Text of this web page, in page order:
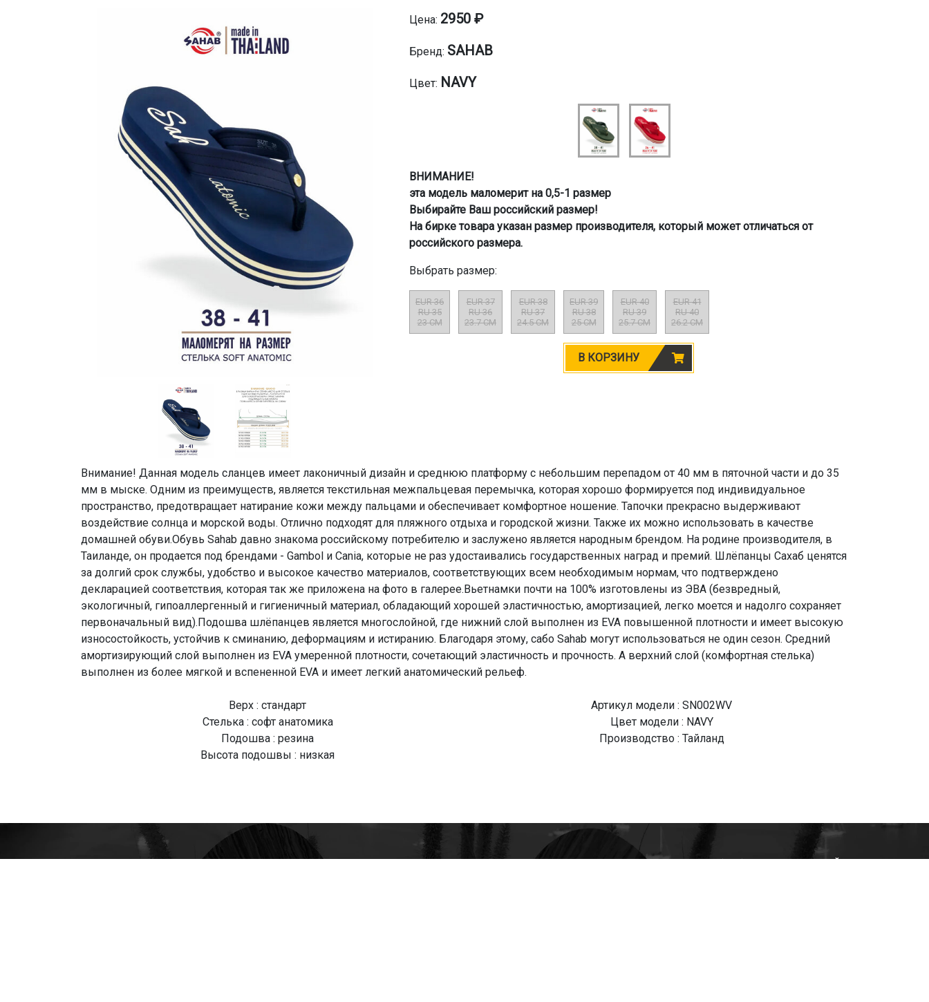
Цена: 2950 ₽
Бренд: SAHAB
Цвет: NAVY
ВНИМАНИЕ!
эта модель маломерит на 0,5-1 размер
Выбирайте Ваш российский размер!
На бирке товара указан размер производителя, который может отличаться от
российского размера.
Выбрать размер:
EUR 36
RU 35
23 CM
EUR 37
RU 36
23.7 CM
EUR 38
RU 37
24.5 CM
EUR 39
RU 38
25 CM
EUR 40
RU 39
25.7 CM
EUR 41
RU 40
26.2 CM
В КОРЗИНУ
Внимание! Данная модель сланцев имеет лаконичный дизайн и среднюю платформу с небольшим перепадом от 40 мм в пяточной части и до 35
мм в мыске. Одним из преимуществ, является текстильная межпальцевая перемычка, которая хорошо формируется под индивидуальное
пространство, предотвращает натирание кожи между пальцами и обеспечивает комфортное ношение. Тапочки прекрасно выдерживают
воздействие солнца и морской воды. Отлично подходят для пляжного отдыха и городской жизни. Также их можно использовать в качестве
домашней обуви.Обувь Sahab давно знакома российскому потребителю и заслужено является народным брендом. На родине производителя, в
Таиланде, он продается под брендами - Gambol и Cania, которые не раз удостаивались государственных наград и премий. Шлёпанцы Сахаб ценятся
за долгий срок службы, удобство и высокое качество материалов, соответствующих всем необходимым нормам, что подтверждено
декларацией соответствия, которая так же приложена на фото в галерее.Вьетнамки почти на 100% изготовлены из ЭВА (безвредный,
экологичный, гипоаллергенный и гигиеничный материал, обладающий хорошей эластичностью, амортизацией, легко моется и надолго сохраняет
первоначальный вид).Подошва шлёпанцев является многослойной, где нижний слой выполнен из EVA повышенной плотности и имеет высокую
износостойкость, устойчив к сминанию, деформациям и истиранию. Благодаря этому, сабо Sahab могут использоваться не один сезон. Средний
амортизирующий слой выполнен из EVA умеренной плотности, сочетающий эластичность и прочность. А верхний слой (комфортная стелька)
выполнен из более мягкой и вспененной EVA и имеет легкий анатомический рельеф.
Верх : стандарт
Стелька : софт анатомика
Подошва : резина
Высота подошвы : низкая
Артикул модели : SN002WV
Цвет модели : NAVY
Производство : Тайланд